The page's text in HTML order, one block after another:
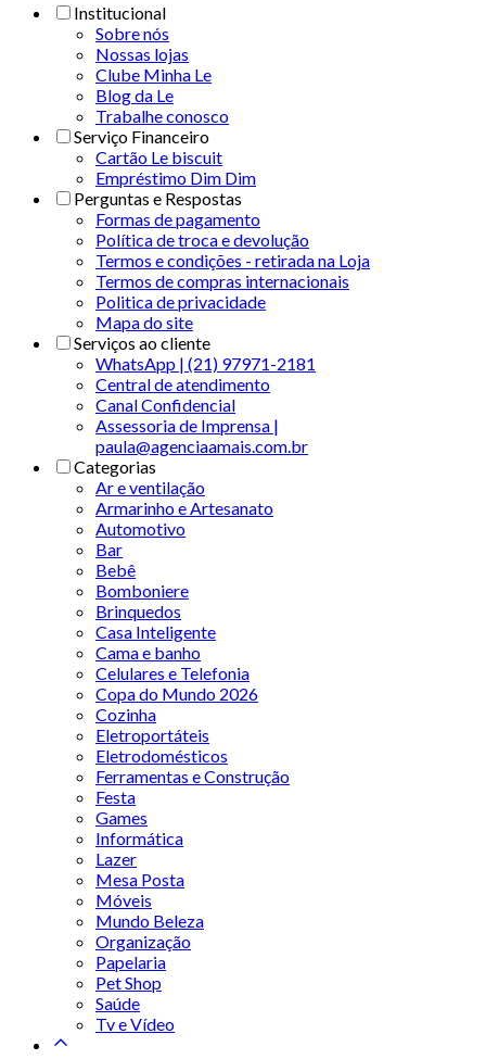
Institucional
Sobre nós
Nossas lojas
Clube Minha Le
Blog da Le
Trabalhe conosco
Serviço Financeiro
Cartão Le biscuit
Empréstimo Dim Dim
Perguntas e Respostas
Formas de pagamento
Política de troca e devolução
Termos e condições - retirada na Loja
Termos de compras internacionais
Politica de privacidade
Mapa do site
Serviços ao cliente
WhatsApp | (21) 97971-2181
Central de atendimento
Canal Confidencial
Assessoria de Imprensa |
paula@agenciaamais.com.br
Categorias
Ar e ventilação
Armarinho e Artesanato
Automotivo
Bar
Bebê
Bomboniere
Brinquedos
Casa Inteligente
Cama e banho
Celulares e Telefonia
Copa do Mundo 2026
Cozinha
Eletroportáteis
Eletrodomésticos
Ferramentas e Construção
Festa
Games
Informática
Lazer
Mesa Posta
Móveis
Mundo Beleza
Organização
Papelaria
Pet Shop
Saúde
Tv e Vídeo